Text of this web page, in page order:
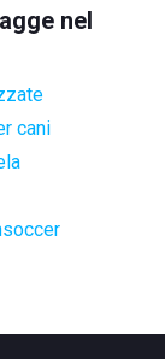
nel
cani